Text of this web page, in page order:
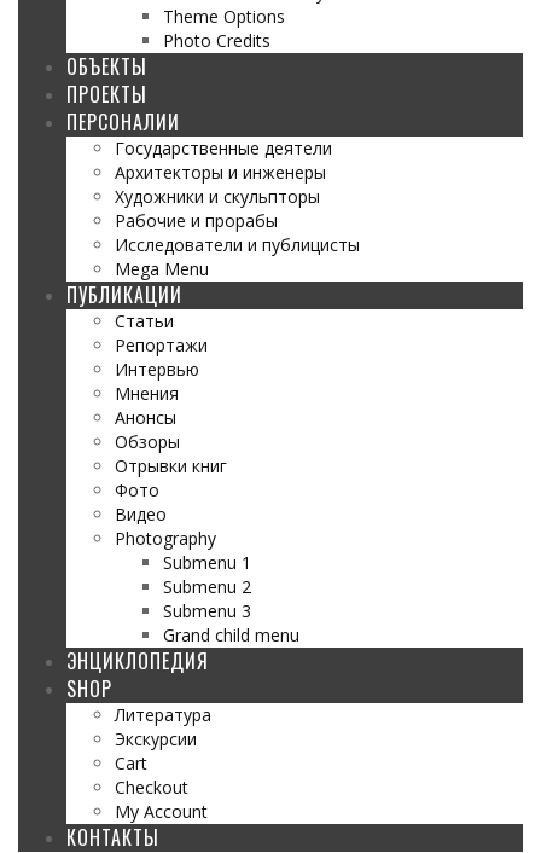
Theme Options
Photo Credits
ОБЪЕКТЫ
ПРОЕКТЫ
ПЕРСОНАЛИИ
Государственные деятели
Архитекторы и инженеры
Художники и скульпторы
Рабочие и прорабы
Исследователи и публицисты
Mega Menu
ПУБЛИКАЦИИ
Статьи
Репортажи
Интервью
Мнения
Анонсы
Обзоры
Отрывки книг
Фото
Видео
Photography
Submenu 1
Submenu 2
Submenu 3
Grand child menu
ЭНЦИКЛОПЕДИЯ
SHOP
Литература
Экскурсии
Cart
Checkout
My Account
КОНТАКТЫ